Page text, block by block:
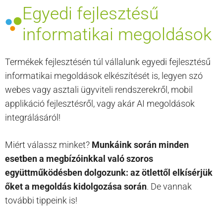
Egyedi fejlesztésű
informatikai megoldások
Termékek fejlesztésén túl vállalunk egyedi fejlesztésű
informatikai megoldások elkészítését is, legyen szó
webes vagy asztali ügyviteli rendszerekről, mobil
applikáció fejlesztésről, vagy akár AI megoldások
integrálásáról!
Miért válassz minket? Munkáink során minden
esetben a megbízóinkkal való szoros
együttműködésben dolgozunk: az ötlettől elkísérjük
őket a megoldás kidolgozása során. De vannak
további tippeink is!